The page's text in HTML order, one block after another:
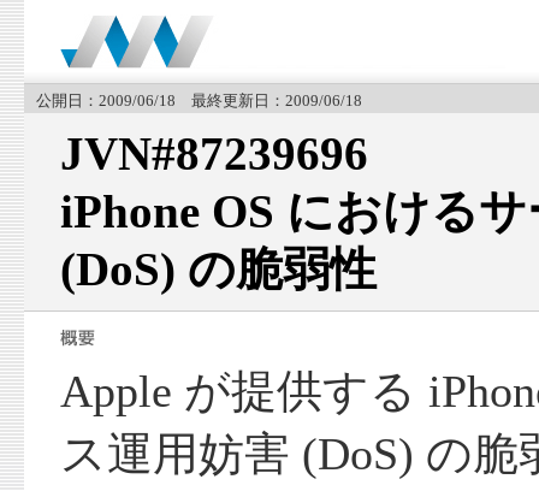
公開日：2009/06/18 最終更新日：2009/06/18
JVN#87239696
iPhone OS における
(DoS) の脆弱性
Apple が提供する
ス運用妨害 (DoS) の